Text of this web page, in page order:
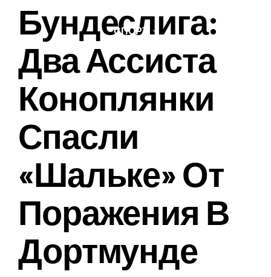
СПОРТ
Бундеслига:
Два Ассиста
Коноплянки
Спасли
«Шальке» От
Поражения В
Дортмунде